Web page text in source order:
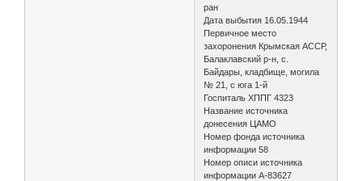
ран
Дата выбытия 16.05.1944
Первичное место
захоронения Крымская АССР,
Балаклавский р-н, с.
Байдары, кладбище, могила
№ 21, с юга 1-й
Госпиталь ХППГ 4323
Название источника
донесения ЦАМО
Номер фонда источника
информации 58
Номер описи источника
информации А-83627